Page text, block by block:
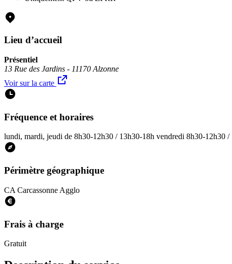
Lieu d’accueil
Présentiel
13 Rue des Jardins - 11170 Alzonne
Voir sur la carte
Fréquence et horaires
lundi, mardi, jeudi de 8h30-12h30 / 13h30-18h vendredi 8h30-12h30 /
Périmètre géographique
CA Carcassonne Agglo
Frais à charge
Gratuit